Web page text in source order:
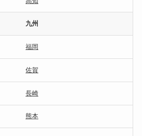
九州
福岡
佐賀
長崎
熊本